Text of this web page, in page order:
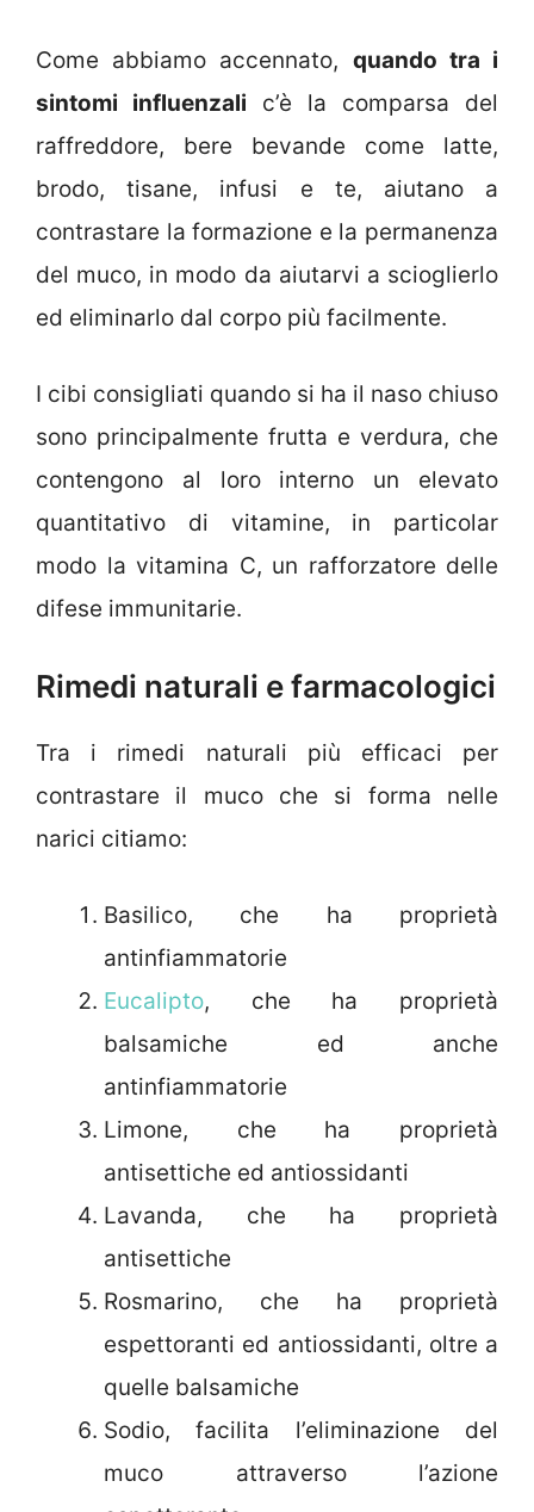
Come abbiamo accennato, quando tra i
sintomi influenzali c’è la comparsa del
raffreddore, bere bevande come latte,
brodo, tisane, infusi e te, aiutano a
contrastare la formazione e la permanenza
del muco, in modo da aiutarvi a scioglierlo
ed eliminarlo dal corpo più facilmente.
I cibi consigliati quando si ha il naso chiuso
sono principalmente frutta e verdura, che
contengono al loro interno un elevato
quantitativo di vitamine, in particolar
modo la vitamina C, un rafforzatore delle
difese immunitarie.
Rimedi naturali e farmacologici
Tra i rimedi naturali più efficaci per
contrastare il muco che si forma nelle
narici citiamo:
Basilico, che ha proprietà
antinfiammatorie
Eucalipto, che ha proprietà
balsamiche ed anche
antinfiammatorie
Limone, che ha proprietà
antisettiche ed antiossidanti
Lavanda, che ha proprietà
antisettiche
Rosmarino, che ha proprietà
espettoranti ed antiossidanti, oltre a
quelle balsamiche
Sodio, facilita l’eliminazione del
muco attraverso l’azione